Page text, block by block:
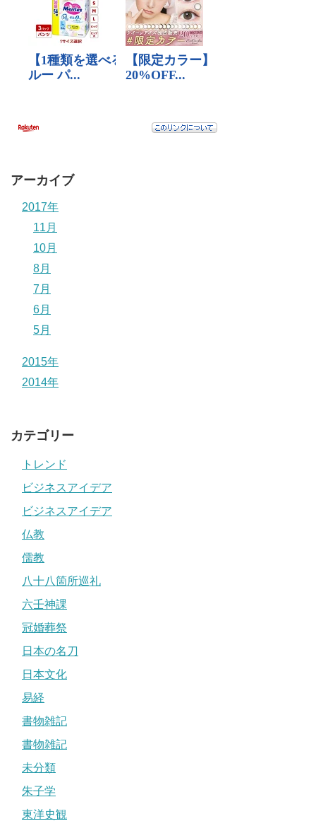
アーカイブ
2017年
11月
10月
8月
7月
6月
5月
2015年
2014年
カテゴリー
トレンド
ビジネスアイデア
ビジネスアイデア
仏教
儒教
八十八箇所巡礼
六壬神課
冠婚葬祭
日本の名刀
日本文化
易経
書物雑記
書物雑記
未分類
朱子学
東洋史観